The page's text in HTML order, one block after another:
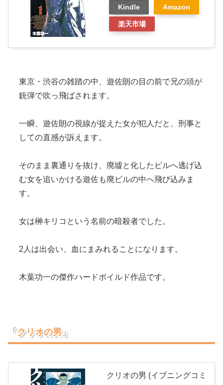
Kindle Amazon
楽天市場
東京・渋谷の雑踏の中、遊佐朗の目の前で兄の頭が
銃弾で吹っ飛ばされます。
一瞬、遊佐朗の視線が捉えた女が犯人だと、刑事と
しての直感が訴えます。
そのまま裏通りを抜け、廃墟と化したビルへ逃げ込
む女を追いかける遊佐も廃ビルの中へ飛び込みま
す。
女は榊キリコという名前の暗殺者でした。
2人は出会い、血にまみれることになります。
木葉功一の傑作ハードボイルド作品です。
「クリオの男」
クリオの男 (イブニングコミ